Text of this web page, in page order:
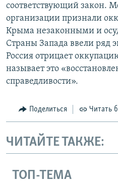
соответствующий закон.
организации признали
Крыма незаконными и
Страны Запада ввели ряд
Россия отрицает
называет это
справедливости».
Поделиться Читать
ЧИТАЙТЕ ТАКЖЕ:
ТОП-ТЕМА